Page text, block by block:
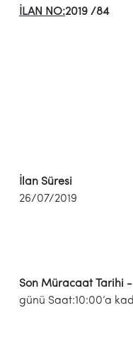
İLAN NO:2019 /84
İlan
26/07/2019
Son Müracaat
günü Saat:10:00’a